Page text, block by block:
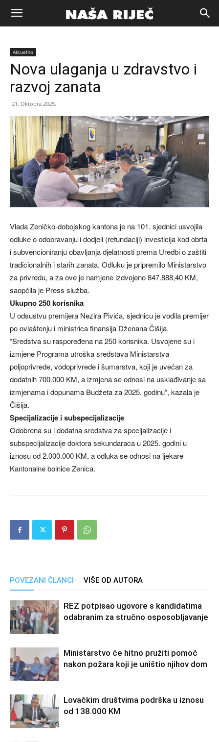
Naša
riječ
Aktuelno
Nova ulaganja u zdravstvo i
razvoj zanata
21. Oktobra 2025.
Vlada Zeničko-dobojskog kantona je na 101. sjednici usvojila
odluke o odobravanju i dodjeli (refundaciji) investicija kod obrta
i subvencioniranju obavljanja djelatnosti prema Uredbi o zaštiti
tradicionalnih i starih zanata. Odluku je pripremilo Ministarstvo
za privredu, a za ove je namjene izdvojeno 847.888,40 KM,
saopćila je Press služba.
Ukupno 250 korisnika
U odsustvu premijera Nezira Pivića, sjednicu je vodila premijer
po ovlaštenju i ministrica finansija Dženana Čišija.
“Sredstva su raspoređena na 250 korisnika. Usvojene su i
izmjene Programa utroška sredstava Ministarstva
poljoprivrede, vodoprivrede i šumarstva, koji je uvećan za
dodatnih 700.000 KM, a izmjena se odnosi na usklađivanje sa
izmjenama i dopunama Budžeta za 2025. godinu”, kazala je
Čišija.
Specijalizacije i subspecijalizacije
Odobrena su i dodatna sredstva za specijalizacije i
subspecijalizacije doktora sekundaraca u 2025. godini u
iznosu od 2.000.000 KM, a odluka se odnosi na ljekare
Kantonalne bolnice Zenica.
POVEZANI ČLANCI VIŠE OD AUTORA
REZ potpisao ugovore s kandidatima
odabranim za stručno osposobljavanje
Ministarstvo će hitno pružiti pomoć
nakon požara koji je uništio njihov dom
Lovačkim društvima podrška u iznosu
od 138.000 KM